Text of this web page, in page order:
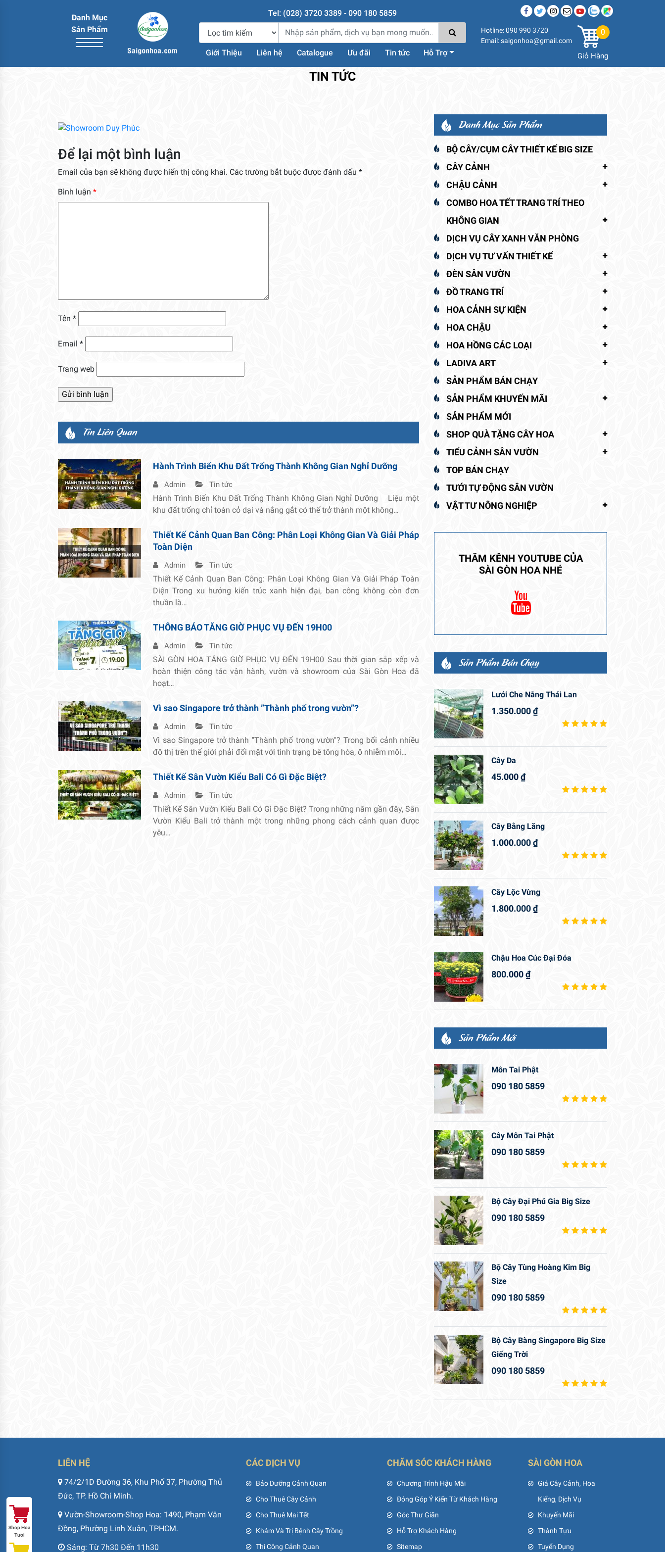
Danh Mục
Sản Phẩm
Tel: (028) 3720 3389 - 090 180 5859
Giới Thiệu Liên hệ Catalogue Ưu đãi Tin tức Hỗ Trợ
Hotline: 090 990 3720
Email: saigonhoa@gmail.com
0
Giỏ Hàng
TIN TỨC
Để lại một bình luận
Email của bạn sẽ không được hiển thị công khai. Các trường bắt buộc được đánh dấu *
Bình luận *
Tên *
Email *
Trang web
Tin Liên Quan
Hành Trình Biến Khu Đất Trống Thành Không Gian Nghỉ Dưỡng
Admin Tin tức
Hành Trình Biến Khu Đất Trống Thành Không Gian Nghỉ Dưỡng Liệu một
khu đất trống chỉ toàn cỏ dại và nắng gắt có thể trở thành một không…
Thiết Kế Cảnh Quan Ban Công: Phân Loại Không Gian Và Giải Pháp
Toàn Diện
Admin Tin tức
Thiết Kế Cảnh Quan Ban Công: Phân Loại Không Gian Và Giải Pháp Toàn
Diện Trong xu hướng kiến trúc xanh hiện đại, ban công không còn đơn
thuần là…
THÔNG BÁO TĂNG GIỜ PHỤC VỤ ĐẾN 19H00
Admin Tin tức
SÀI GÒN HOA TĂNG GIỜ PHỤC VỤ ĐẾN 19H00 Sau thời gian sắp xếp và
hoàn thiện công tác vận hành, vườn và showroom của Sài Gòn Hoa đã
hoạt…
Vì sao Singapore trở thành ”Thành phố trong vườn”?
Admin Tin tức
Vì sao Singapore trở thành ''Thành phố trong vườn''? Trong bối cảnh nhiều
đô thị trên thế giới phải đối mặt với tình trạng bê tông hóa, ô nhiễm môi…
Thiết Kế Sân Vườn Kiểu Bali Có Gì Đặc Biệt?
Admin Tin tức
Thiết Kế Sân Vườn Kiểu Bali Có Gì Đặc Biệt? Trong những năm gần đây, Sân
Vườn Kiểu Bali trở thành một trong những phong cách cảnh quan được
yêu…
Danh Mục Sản Phẩm
BỘ CÂY/CỤM CÂY THIẾT KẾ BIG SIZE
CÂY CẢNH
CHẬU CẢNH
COMBO HOA TẾT TRANG TRÍ THEO
KHÔNG GIAN
DỊCH VỤ CÂY XANH VĂN PHÒNG
DỊCH VỤ TƯ VẤN THIẾT KẾ
ĐÈN SÂN VƯỜN
ĐỒ TRANG TRÍ
HOA CẢNH SỰ KIỆN
HOA CHẬU
HOA HỒNG CÁC LOẠI
LADIVA ART
SẢN PHẨM BÁN CHẠY
SẢN PHẨM KHUYẾN MÃI
SẢN PHẨM MỚI
SHOP QUÀ TẶNG CÂY HOA
TIỂU CẢNH SÂN VƯỜN
TOP BÁN CHẠY
TƯỚI TỰ ĐỘNG SÂN VƯỜN
VẬT TƯ NÔNG NGHIỆP
THĂM KÊNH YOUTUBE CỦA
SÀI GÒN HOA NHÉ
Sản Phẩm Bán Chạy
Lưới Che Nắng Thái Lan
1.350.000₫
Cây Da
45.000₫
Cây Bằng Lăng
1.000.000₫
Cây Lộc Vừng
1.800.000₫
Chậu Hoa Cúc Đại Đóa
800.000₫
Sản Phẩm Mới
Môn Tai Phật
090 180 5859
Cây Môn Tai Phật
090 180 5859
Bộ Cây Đại Phú Gia Big Size
090 180 5859
Bộ Cây Tùng Hoàng Kim Big
Size
090 180 5859
Bộ Cây Bàng Singapore Big Size
Giếng Trời
090 180 5859
LIÊN HỆ
74/2/1D Đường 36, Khu Phố 37, Phường Thủ
Đức, TP. Hồ Chí Minh.
Vườn-Showroom-Shop Hoa: 1490, Phạm Văn
Đồng, Phường Linh Xuân, TPHCM.
Sáng: Từ 7h30 Đến 11h30
CÁC DỊCH VỤ
Bảo Dưỡng Cảnh Quan
Cho Thuê Cây Cảnh
Cho Thuê Mai Tết
Khám Và Trị Bệnh Cây Trồng
Thi Công Cảnh Quan
CHĂM SÓC KHÁCH HÀNG
Chương Trình Hậu Mãi
Đóng Góp Ý Kiến Từ Khách Hàng
Góc Thư Giãn
Hỗ Trợ Khách Hàng
Sitemap
SÀI GÒN HOA
Giá Cây Cảnh, Hoa
Kiểng, Dịch Vụ
Khuyến Mãi
Thành Tựu
Tuyển Dụng
Shop Hoa
Tươi